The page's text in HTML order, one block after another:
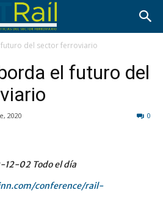
futuro del sector ferroviario
el futuro del
2020 0
02 Todo el día
conference/rail-